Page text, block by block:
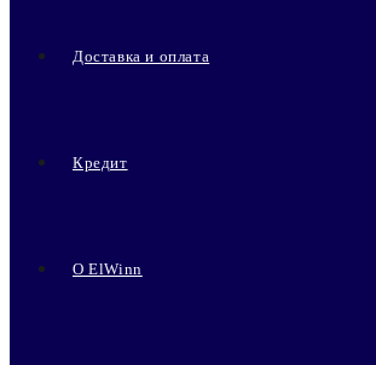
Доставка и оплата
Кредит
О ElWinn